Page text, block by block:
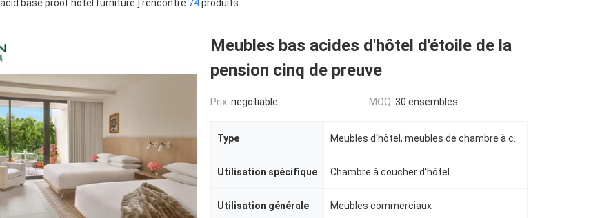
base proof hotel furniture ] rencontre 74produits.
Meubles bas acides d'hôtel d'étoile de la
pension cinq de preuve
Prix: negotiable MOQ: 30 ensembles
Type
Utilisation spécifique Chambre à coucher d'hôtel
Utilisation générale Meubles commerciaux